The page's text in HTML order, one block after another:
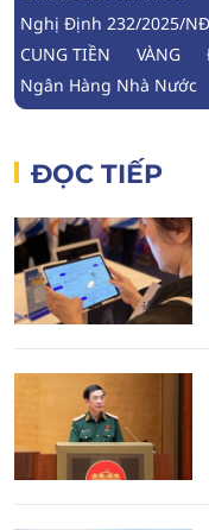
Nghị Định 232/2025/
CUNG TIỀN
VÀNG
Ngân Hàng Nhà Nước
ĐỌC TIẾP